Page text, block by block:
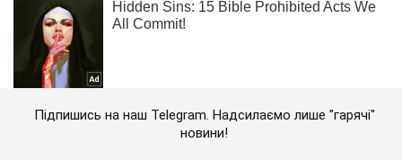
Підпишись на наш Telegram. Надсилаємо лише "гарячі"
новини!